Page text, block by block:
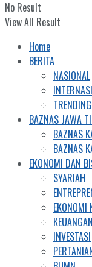
No Result
View All Result
Home
BERITA
NASIONAL
TRENDING
BAZNAS JAWA
BAZNAS
BAZNAS
EKONOMI DAN
SYARIAH
EKONOMI
KEUANGAN
INVESTASI